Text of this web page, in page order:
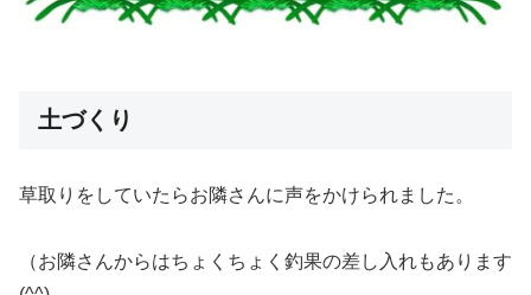
土づくり
草取りをしていたらお隣さんに声をかけられました。
（お隣さんからはちょくちょく釣果の差し入れもあります